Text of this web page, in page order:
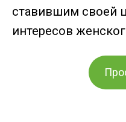
ставившим своей
интересов